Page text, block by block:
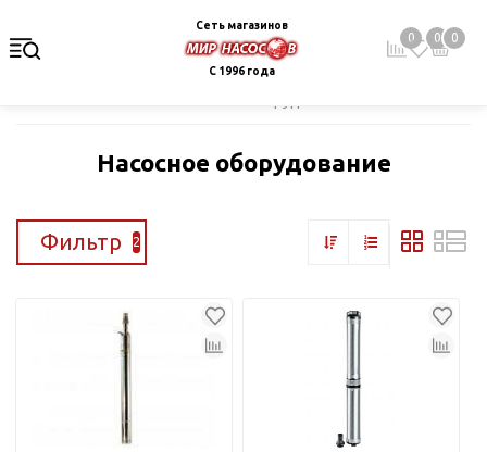
Сеть магазинов
С 1996 года
0 0 0
Насосное оборудование
Фильтр 2